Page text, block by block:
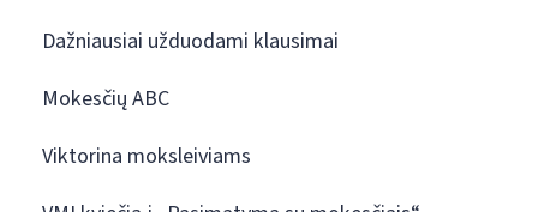
Dažniausiai užduodami klausimai
Mokesčių ABC
Viktorina moksleiviams